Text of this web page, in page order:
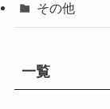
その他
一覧